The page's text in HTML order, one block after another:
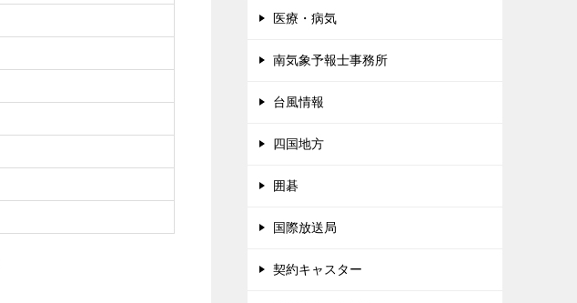
医療・病気
南気象予報士事務所
台風情報
四国地方
囲碁
国際放送局
契約キャスター